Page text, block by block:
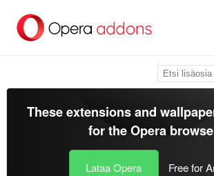
pääsisältöön
These extensions and
for theOpera
Lataa Opera Free for